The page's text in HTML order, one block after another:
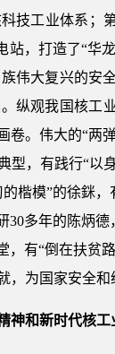
技工业体系；
站，打造了“
伟大复兴的
纵观我国核
。伟大的“两
，有践行“以
楷模”的徐銤
多年的陈炳
有“倒在扶贫
为国家安全和
神和新时代核